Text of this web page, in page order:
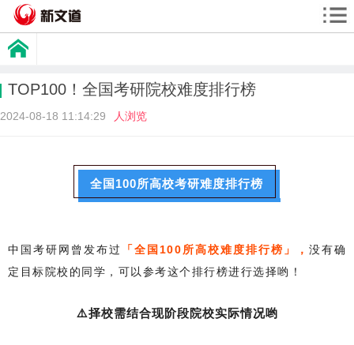
TOP100！全国考研院校难度排行榜
2024-08-18 11:14:29 人浏览
全国100所高校考研难度排行榜
中国考研网曾发布过 「全国100所高校难度排行榜」， 没有确
定目标院校的同学，可以参考这个排行榜进行选择哟！
⚠️择校需结合现阶段院校实际情况哟